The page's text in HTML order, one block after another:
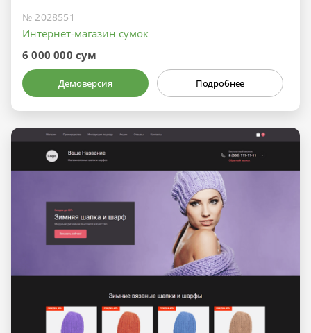
№ 2028551
Интернет-магазин сумок
6 000 000 сум
Демоверсия Подробнее